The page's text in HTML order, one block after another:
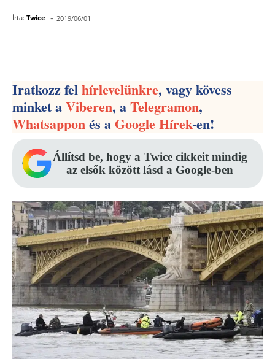
Írta: Twice - 2019/06/01
Iratkozz felhírlevelünkre, vagy kövess
minket aViberen, aTelegramon,
Whatsapponés aGoogle Hírek-en!
Állítsd be, hogy a Twice cikkeit mindig
az elsők között lásd a Google-ben